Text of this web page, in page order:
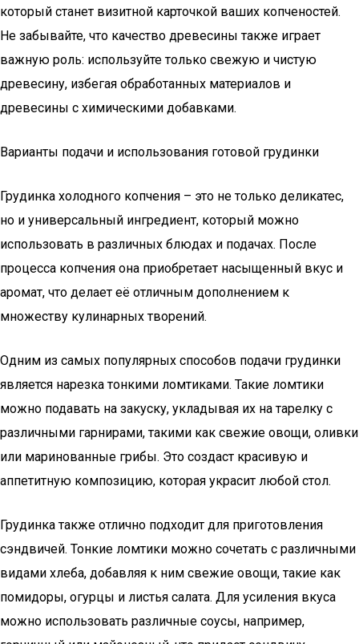
который станет визитной карточкой ваших копченостей.
Не забывайте, что качество древесины также играет
важную роль: используйте только свежую и чистую
древесину, избегая обработанных материалов и
древесины с химическими добавками.
Варианты подачи и использования готовой грудинки
Грудинка холодного копчения – это не только деликатес,
но и универсальный ингредиент, который можно
использовать в различных блюдах и подачах. После
процесса копчения она приобретает насыщенный вкус и
аромат, что делает её отличным дополнением к
множеству кулинарных творений.
Одним из самых популярных способов подачи грудинки
является нарезка тонкими ломтиками. Такие ломтики
можно подавать на закуску, укладывая их на тарелку с
различными гарнирами, такими как свежие овощи, оливки
или маринованные грибы. Это создаст красивую и
аппетитную композицию, которая украсит любой стол.
Грудинка также отлично подходит для приготовления
сэндвичей. Тонкие ломтики можно сочетать с различными
видами хлеба, добавляя к ним свежие овощи, такие как
помидоры, огурцы и листья салата. Для усиления вкуса
можно использовать различные соусы, например,